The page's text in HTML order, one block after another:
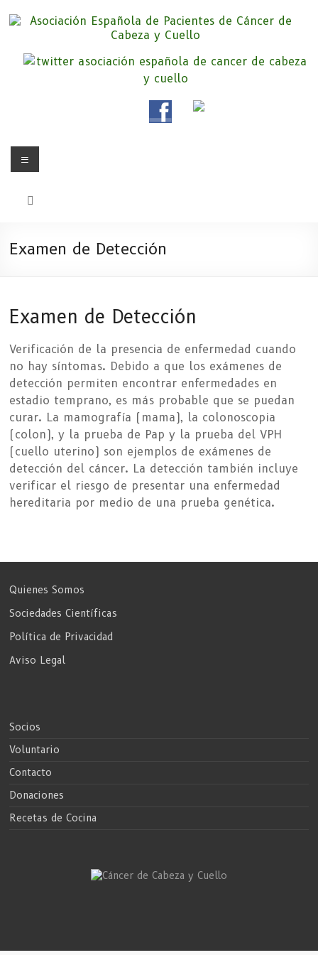
Asociación Española de
Pacientes de Cáncer de Cabeza y
Cuello
Somos la Asociación Española de Pacientes de Cáncer de Cabeza y
cuello «APC», una asociación sin animo de lucro que pretendemos
Menú
Examen de Detección
Examen de Detección
Verificación de la presencia de enfermedad cuando
no hay síntomas. Debido a que los exámenes de
detección permiten encontrar enfermedades en
estadio temprano, es más probable que se puedan
curar. La mamografía (mama), la colonoscopia
(colon), y la prueba de Pap y la prueba del VPH
(cuello uterino) son ejemplos de exámenes de
detección del cáncer. La detección también incluye
verificar el riesgo de presentar una enfermedad
hereditaria por medio de una prueba genética.
Quienes Somos
Sociedades Científicas
Política de Privacidad
Aviso Legal
Socios
Voluntario
Contacto
Donaciones
Recetas de Cocina